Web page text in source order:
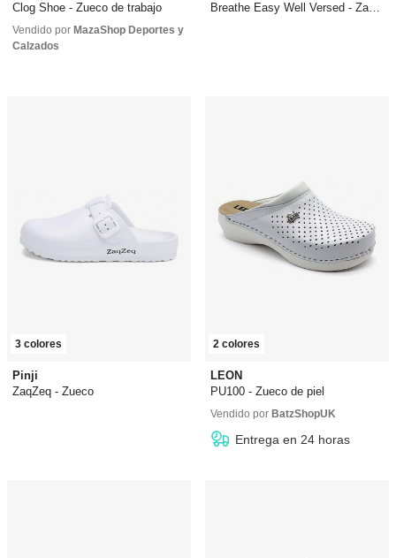
Clog Shoe - Zueco de trabajo
39,91 €
Vendido por MazaShop Deportes y
Calzados
Breathe Easy Well Versed - Zapatilla
3 colores
Pinji
ZaqZeq - Zueco
2 colores
LEON
PU100 - Zueco de piel
43,99 €
desde 44,99 €
Vendido por BatzShopUK
Entrega en 24 horas